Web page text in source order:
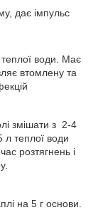
дає імпульс
води. Має
втомлену та
змішати з 2-4
л теплої води
розтягнень і
на 5 г основи.